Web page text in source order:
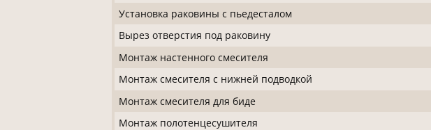
Установка раковины с пьедесталом
Вырез отверстия под раковину
Монтаж настенного смесителя
Монтаж смесителя с нижней подводкой
Монтаж смесителя для биде
Монтаж полотенцесушителя